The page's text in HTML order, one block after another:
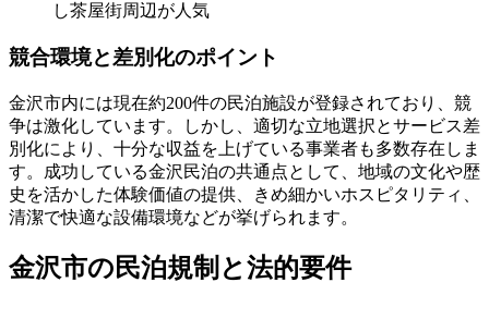
し茶屋街周辺が人気
競合環境と差別化のポイント
金沢市内には現在約200件の民泊施設が登録されており、競
争は激化しています。しかし、適切な立地選択とサービス差
別化により、十分な収益を上げている事業者も多数存在しま
す。成功している金沢民泊の共通点として、地域の文化や歴
史を活かした体験価値の提供、きめ細かいホスピタリティ、
清潔で快適な設備環境などが挙げられます。
金沢市の民泊規制と法的要件